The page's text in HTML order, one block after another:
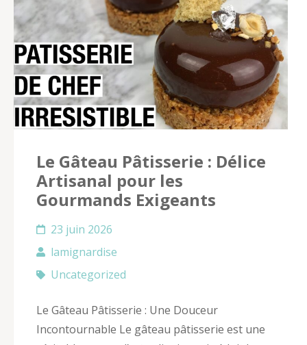
Le Gâteau Pâtisserie : Délice
Artisanal pour les
Gourmands Exigeants
23 juin 2026
lamignardise
Uncategorized
Le Gâteau Pâtisserie : Une Douceur
Incontournable Le gâteau pâtisserie est une